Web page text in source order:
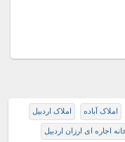
املاک آباده املاک اردبیل
اجاره ای ارزان اردبیل